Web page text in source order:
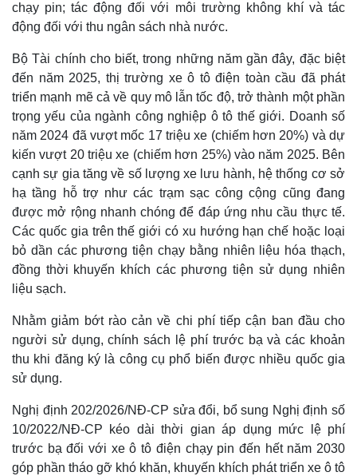
chạy pin; tác động đối với môi trường không khí và tác
động đối với thu ngân sách nhà nước.
Bộ Tài chính cho biết, trong những năm gần đây, đặc biệt
đến năm 2025, thị trường xe ô tô điện toàn cầu đã phát
triển mạnh mẽ cả về quy mô lẫn tốc độ, trở thành một phần
trọng yếu của ngành công nghiệp ô tô thế giới. Doanh số
năm 2024 đã vượt mốc 17 triệu xe (chiếm hơn 20%) và dự
kiến vượt 20 triệu xe (chiếm hơn 25%) vào năm 2025. Bên
cạnh sự gia tăng về số lượng xe lưu hành, hệ thống cơ sở
hạ tầng hỗ trợ như các trạm sạc công cộng cũng đang
được mở rộng nhanh chóng để đáp ứng nhu cầu thực tế.
Các quốc gia trên thế giới có xu hướng hạn chế hoặc loại
bỏ dần các phương tiện chạy bằng nhiên liệu hóa thạch,
đồng thời khuyến khích các phương tiện sử dụng nhiên
liệu sạch.
Nhằm giảm bớt rào cản về chi phí tiếp cận ban đầu cho
người sử dụng, chính sách lệ phí trước bạ và các khoản
thu khi đăng ký là công cụ phổ biến được nhiều quốc gia
sử dụng.
Nghị định 202/2026/NĐ-CР sửa đổi, bổ sung Nghị định số
10/2022/NĐ-CP kéo dài thời gian áp dụng mức lệ phí
trước bạ đối với xe ô tô điện chạy pin đến hết năm 2030
góp phần tháo gỡ khó khăn, khuyến khích phát triển xe ô tô